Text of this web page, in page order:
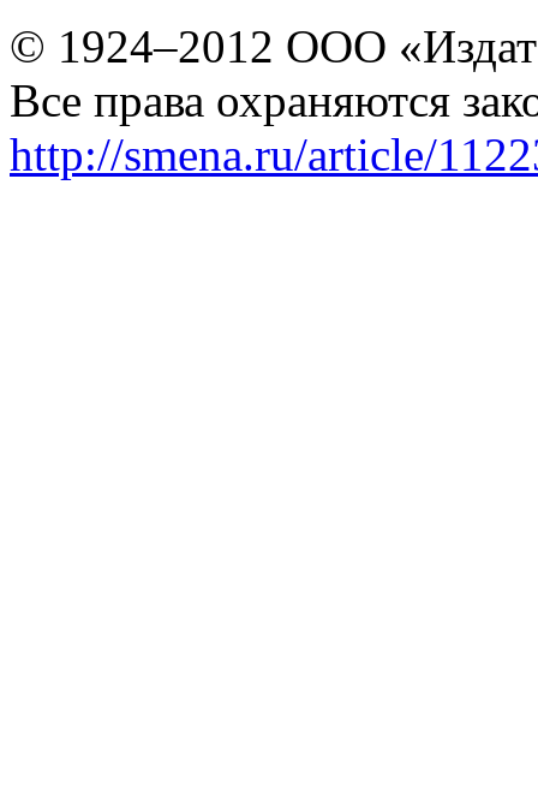
© 1924–2012 ООО
Все права охраняются
http://smena.ru/article/